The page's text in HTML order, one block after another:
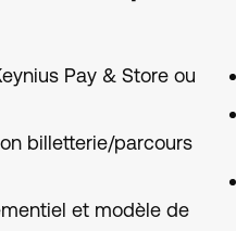
Pay & Store ou
billetterie/parcours
et modèle de